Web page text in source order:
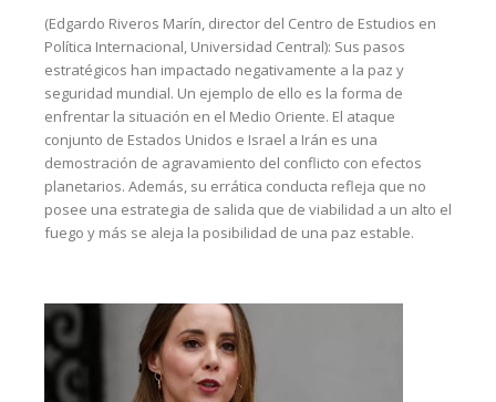
(Edgardo Riveros Marín, director del Centro de Estudios en
Política Internacional, Universidad Central): Sus pasos
estratégicos han impactado negativamente a la paz y
seguridad mundial. Un ejemplo de ello es la forma de
enfrentar la situación en el Medio Oriente. El ataque
conjunto de Estados Unidos e Israel a Irán es una
demostración de agravamiento del conflicto con efectos
planetarios. Además, su errática conducta refleja que no
posee una estrategia de salida que de viabilidad a un alto el
fuego y más se aleja la posibilidad de una paz estable.